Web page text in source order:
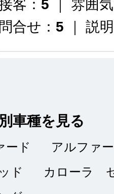
客： 5 ｜ 雰囲
問合せ： 5 ｜ 説
と、これは良いけ
めかねていまし
車種を見る
ード
アルファ
ド
カローラ